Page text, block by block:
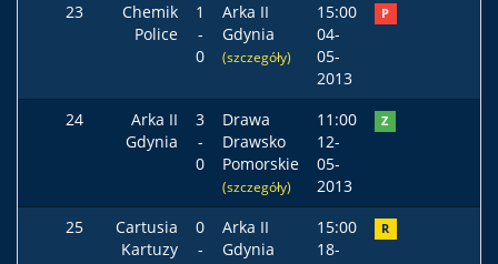
23
Chemik
Police
1
-
0
Arka II
Gdynia
(szczegóły)
15:00
04-
05-
2013
P
24
Arka II
Gdynia
3
-
0
Drawa
Drawsko
Pomorskie
(szczegóły)
11:00
12-
05-
2013
Z
25
Cartusia
Kartuzy
0
-
Arka II
Gdynia
15:00
18-
R